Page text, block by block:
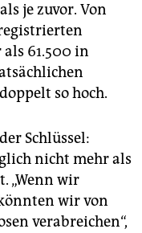
je zuvor. Von
61.500 in
so hoch.
Schlüssel:
nicht mehr als
„Wenn wir
wir von
verabreichen“,